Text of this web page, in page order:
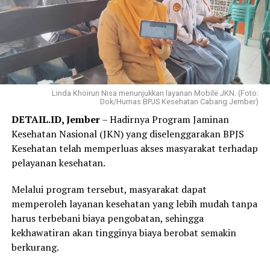
Elok mengaku hanya membutuhkan beberapa langkah
melalui WhatsApp PANDAWA untuk mendaftar
Program REHAB 3.0.
Menurutnya, proses yang sederhana dan tidak
mengharuskannya datang ke kantor BPJS Kesehatan
membuat layanan tersebut lebih praktis dan mudah
diakses.
“Saya langsung mendaftar Program REHAB 3.0 melalui
Aplikasi Mobile JKN dan prosesnya sangat mudah. Saya
skema cicilan yang fleksibel benar-benar menjadi solusi
karena saya bisa mencicil tunggakan sesuai kemampuan.
Saya juga bersyukur pemerintah tetap hadir
memberikan perlindungan kesehatan bagi masyarakat
yang membutuhkan,” katanya.
Linda Khoirun Nisa menunjukkan layanan Mobile JKN. (Foto:
Dok/Humas BPJS Kesehatan Cabang Jember)
DETAIL.ID, Jember– Hadirnya Program Jaminan
Kesehatan Nasional (JKN) yang diselenggarakan BPJS
Kesehatan telah memperluas akses masyarakat terhadap
pelayanan kesehatan.
Melalui program tersebut, masyarakat dapat
memperoleh layanan kesehatan yang lebih mudah tanpa
harus terbebani biaya pengobatan, sehingga
kekhawatiran akan tingginya biaya berobat semakin
berkurang.